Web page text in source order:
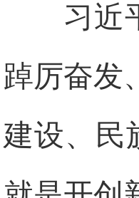
习近
踔厉奋发
建设、民